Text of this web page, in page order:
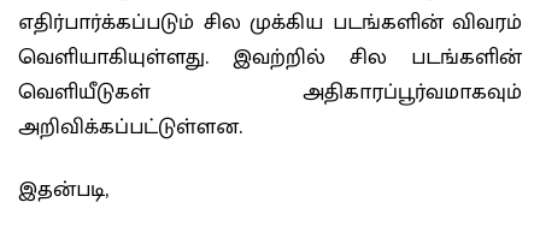
எதிர்பார்க்கப்படும் சில முக்கிய படங்களின் விவரம்
வெளியாகியுள்ளது. இவற்றில் சில படங்களின்
வெளியீடுகள் அதிகாரப்பூர்வமாகவும்
அறிவிக்கப்பட்டுள்ளன.
இதன்படி,